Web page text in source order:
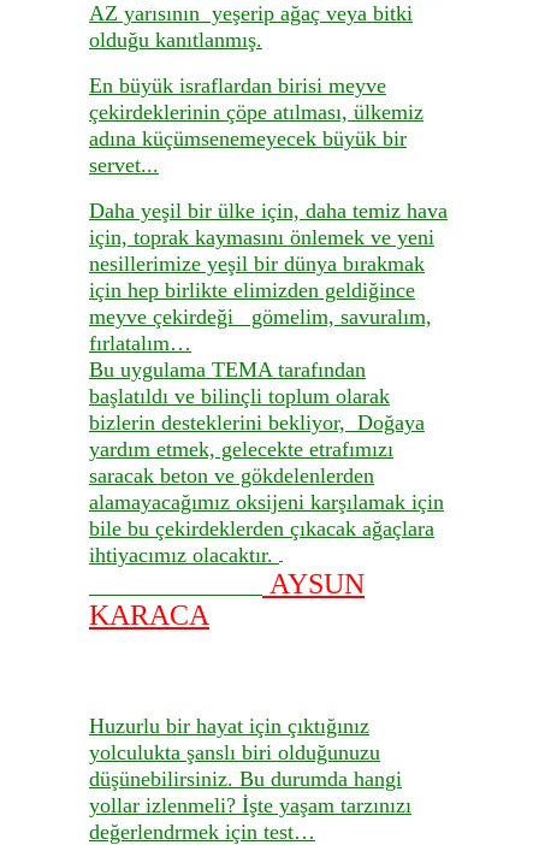
AZ yarısının yeşerip ağaç veya bitki
olduğu kanıtlanmış.
En büyük israflardan birisi meyve
çekirdeklerinin çöpe atılması, ülkemiz
adına küçümsenemeyecek büyük bir
servet...
Daha yeşil bir ülke için, daha temiz hava
için, toprak kaymasını önlemek ve yeni
nesillerimize yeşil bir dünya bırakmak
için hep birlikte elimizden geldiğince
meyve çekirdeği gömelim, savuralım,
fırlatalım…
Bu uygulama TEMA tarafından
başlatıldı ve bilinçli toplum olarak
bizlerin desteklerini bekliyor, Doğaya
yardım etmek, gelecekte etrafımızı
saracak beton ve gökdelenlerden
alamayacağımız oksijeni karşılamak için
bile bu çekirdeklerden çıkacak ağaçlara
ihtiyacımız olacaktır.
AYSUN
KARACA
Huzurlu bir hayat için çıktığınız
yolculukta şanslı biri olduğunuzu
düşünebilirsiniz. Bu durumda hangi
yollar izlenmeli? İşte yaşam tarzınızı
değerlendrmek için test…